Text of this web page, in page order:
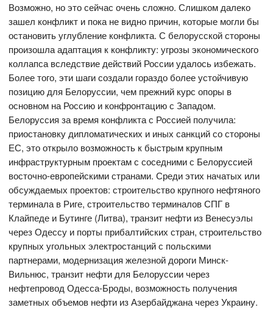
Возможно, но это сейчас очень сложно. Слишком далеко
зашел конфликт и пока не видно причин, которые могли бы
остановить углубление конфликта. С белорусской стороны
произошла адаптация к конфликту: угрозы экономического
коллапса вследствие действий России удалось избежать.
Более того, эти шаги создали гораздо более устойчивую
позицию для Белоруссии, чем прежний курс опоры в
основном на Россию и конфронтацию с Западом.
Белоруссия за время конфликта с Россией получила:
приостановку дипломатических и иных санкций со стороны
ЕС, это открыло возможность к быстрым крупным
инфраструктурным проектам с соседними с Белоруссией
восточно-европейскими странами. Среди этих начатых или
обсуждаемых проектов: строительство крупного нефтяного
терминала в Риге, строительство терминалов СПГ в
Клайпеде и Бутинге (Литва), транзит нефти из Венесуэлы
через Одессу и порты прибалтийских стран, строительство
крупных угольных электростанций с польскими
партнерами, модернизация железной дороги Минск-
Вильнюс, транзит нефти для Белоруссии через
нефтепровод Одесса-Броды, возможность получения
заметных объемов нефти из Азербайджана через Украину.